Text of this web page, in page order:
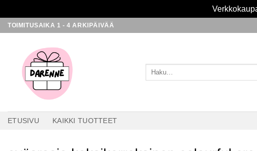
SkipTOIMITUSAIKA 1 - 4 ARKIPÄIVÄÄ
Etsi:
ETUSIVU KAIKKI TUOTTEET